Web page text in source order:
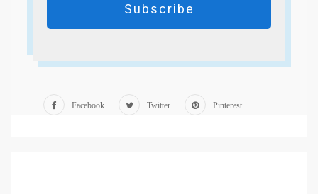
Subscribe
Facebook Twitter Pinterest